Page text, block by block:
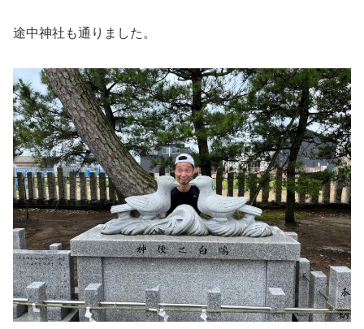
途中神社も通りました。